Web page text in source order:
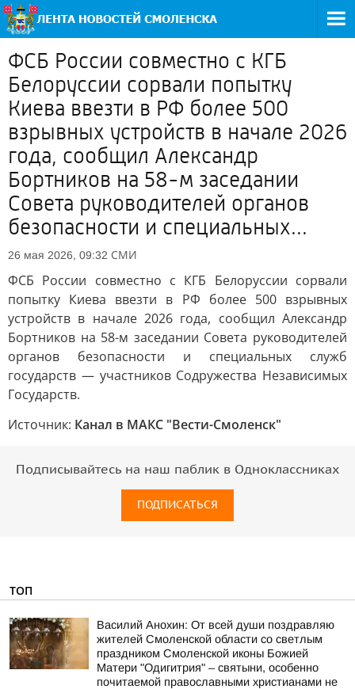
ФСБ России совместно с КГБ
Белоруссии сорвали попытку
Киева ввезти в РФ более 500
взрывных устройств в начале 2026
года, сообщил Александр
Бортников на 58-м заседании
Совета руководителей органов
безопасности и специальных...
26 мая 2026, 09:32 СМИ
ФСБ России совместно с КГБ Белоруссии сорвали
попытку Киева ввезти в РФ более 500 взрывных
устройств в начале 2026 года, сообщил Александр
Бортников на 58-м заседании Совета руководителей
органов безопасности и специальных служб
государств — участников Содружества Независимых
Государств.
Источник: Канал в МАКС "Вести-Смоленск"
Подписывайтесь на наш паблик в Одноклассниках
ПОДПИСАТЬСЯ
ТОП
Василий Анохин: От всей души поздравляю
жителей Смоленской области со светлым
праздником Смоленской иконы Божией
Матери "Одигитрия" – святыни, особенно
почитаемой православными христианами не